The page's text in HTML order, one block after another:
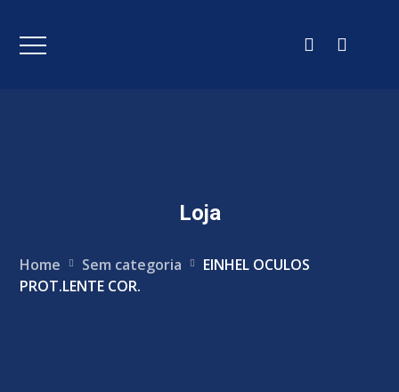
Loja
Home Sem categoria
EINHEL OCULOS
PROT.LENTE COR.